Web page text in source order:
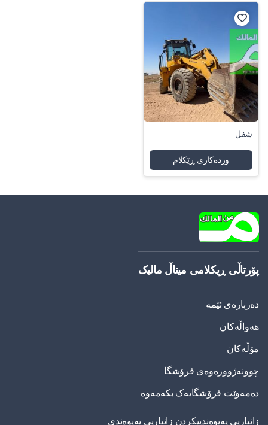
شفل
وردەکاری ڕێکلام
پۆرتاڵی ڕیکلامی میناڵ مالیک
دەربارەی ئێمە
هەواڵەکان
مۆڵەکان
چوونەژوورەوەی فرۆشگا
دەمەوێت فرۆشگایەک بکەمەوە
زانیاریی په‌یوه‌ندییكردن زانیاریی په‌یوه‌ندی